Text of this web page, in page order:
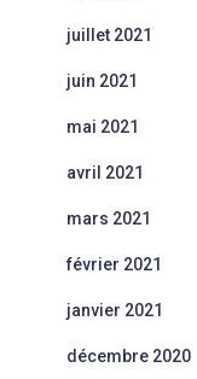
juillet 2021
juin 2021
mai 2021
avril 2021
mars 2021
février 2021
janvier 2021
décembre 2020